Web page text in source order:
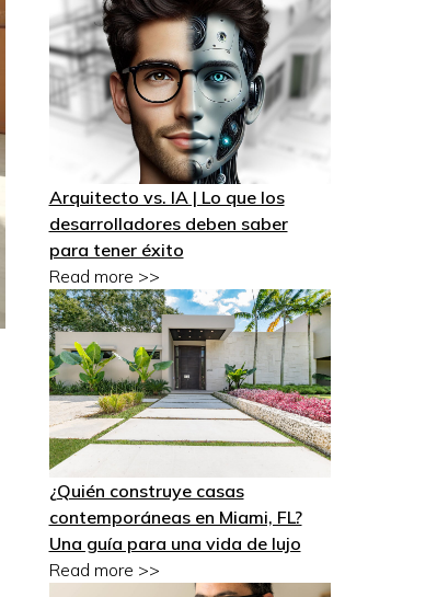
Arquitecto vs. IA | Lo que los
desarrolladores deben saber
para tener éxito
Read more >>
¿Quién construye casas
contemporáneas en Miami, FL?
Una guía para una vida de lujo
Read more >>